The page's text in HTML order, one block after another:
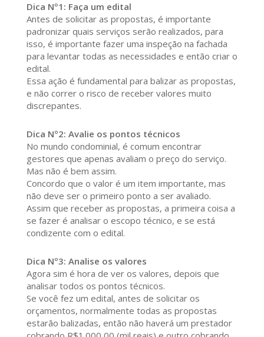
Dica Nº1: Faça um edital
Antes de solicitar as propostas, é importante
padronizar quais serviços serão realizados, para
isso, é importante fazer uma inspeção na fachada
para levantar todas as necessidades e então criar o
edital.
Essa ação é fundamental para balizar as propostas,
e não correr o risco de receber valores muito
discrepantes.
Dica Nº2: Avalie os pontos técnicos
No mundo condominial, é comum encontrar
gestores que apenas avaliam o preço do serviço.
Mas não é bem assim.
Concordo que o valor é um item importante, mas
não deve ser o primeiro ponto a ser avaliado.
Assim que receber as propostas, a primeira coisa a
se fazer é analisar o escopo técnico, e se está
condizente com o edital.
Dica Nº3: Analise os valores
Agora sim é hora de ver os valores, depois que
analisar todos os pontos técnicos.
Se você fez um edital, antes de solicitar os
orçamentos, normalmente todas as propostas
estarão balizadas, então não haverá um prestador